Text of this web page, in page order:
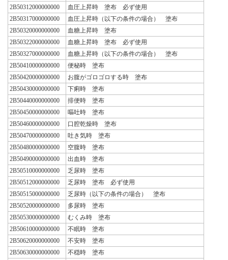
2B50312000000000
血圧上昇時 塗布 必ず使用
2B50317000000000
血圧上昇時（以下の条件の場合） 塗布
2B50320000000000
血糖上昇時 塗布
2B50322000000000
血糖上昇時 塗布 必ず使用
2B50327000000000
血糖上昇時（以下の条件の場合） 塗布
2B50410000000000
便秘時 塗布
2B50420000000000
お腹がゴロゴロする時 塗布
2B50430000000000
下痢時 塗布
2B50440000000000
排便時 塗布
2B50450000000000
嘔吐時 塗布
2B50460000000000
口腔乾燥時 塗布
2B50470000000000
吐き気時 塗布
2B50480000000000
空腹時 塗布
2B50490000000000
出血時 塗布
2B50510000000000
乏尿時 塗布
2B50512000000000
乏尿時 塗布 必ず使用
2B50515000000000
乏尿時（以下の条件の場合） 塗布
2B50520000000000
多尿時 塗布
2B50530000000000
むくみ時 塗布
2B50610000000000
不眠時 塗布
2B50620000000000
不安時 塗布
2B50630000000000
不穏時 塗布